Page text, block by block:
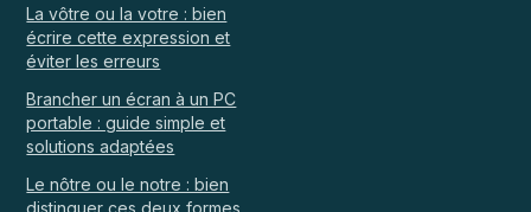
La vôtre ou la votre : bien
écrire cette expression et
éviter les erreurs
Brancher un écran à un PC
portable : guide simple et
solutions adaptées
Le nôtre ou le notre : bien
distinguer ces deux formes